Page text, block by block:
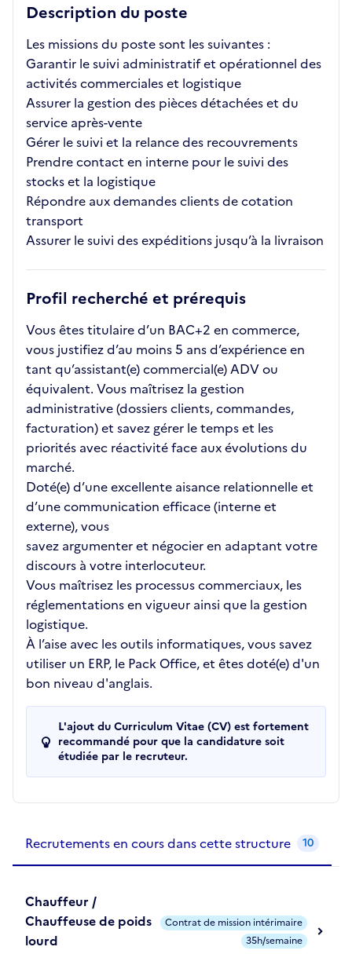
Description du poste
Les missions du poste sont les suivantes :
Garantir le suivi administratif et opérationnel des
activités commerciales et logistique
Assurer la gestion des pièces détachées et du
service après-vente
Gérer le suivi et la relance des recouvrements
Prendre contact en interne pour le suivi des
stocks et la logistique
Répondre aux demandes clients de cotation
transport
Assurer le suivi des expéditions jusqu’à la livraison
Profil recherché et prérequis
Vous êtes titulaire d’un BAC+2 en commerce,
vous justifiez d’au moins 5 ans d’expérience en
tant qu’assistant(e) commercial(e) ADV ou
équivalent. Vous maîtrisez la gestion
administrative (dossiers clients, commandes,
facturation) et savez gérer le temps et les
priorités avec réactivité face aux évolutions du
marché.
Doté(e) d’une excellente aisance relationnelle et
d’une communication efficace (interne et
externe), vous
savez argumenter et négocier en adaptant votre
discours à votre interlocuteur.
Vous maîtrisez les processus commerciaux, les
réglementations en vigueur ainsi que la gestion
logistique.
À l’aise avec les outils informatiques, vous savez
utiliser un ERP, le Pack Office, et êtes doté(e) d'un
bon niveau d'anglais.
L'ajout du Curriculum Vitae (CV) est fortement
recommandé pour que la candidature soit
étudiée par le recruteur.
Recrutements en cours dans cette structure 10
Chauffeur /
Chauffeuse de poids
lourd
Contrat de mission intérimaire
35h/semaine